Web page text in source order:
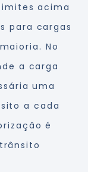
acima
para cargas
No
a carga
uma
a cada
é